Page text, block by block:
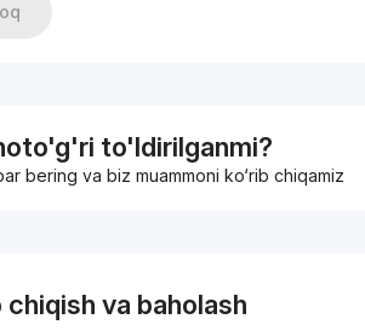
Кўкча масжиди ва 1-шаҳар
to'ldirilganmi?
bering va biz muammoni ko‘rib chiqamiz
chiqish va baholash